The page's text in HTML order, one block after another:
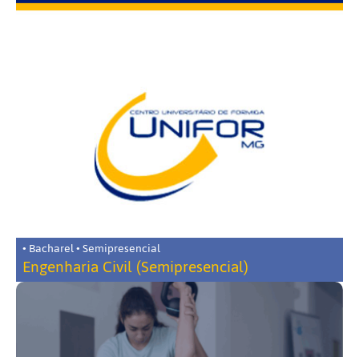
• Bacharel • Semipresencial
Engenharia Civil (Semipresencial)